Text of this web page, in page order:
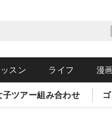
スン ライフ 漫
子ツアー組み合わせ